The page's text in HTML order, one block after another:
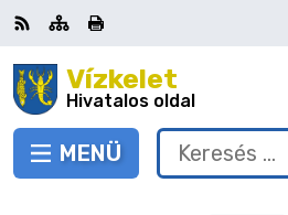
Ugrás
a
tartalomraVízkelet
Hivatalos oldal
VÁLTÁS
MENÜ
RSS Oldaltérkép
Nyomtatás
Keresés: